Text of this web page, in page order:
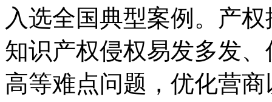
入选全国典型案例。产权
知识产权侵权易发多发
高等难点问题，优化营